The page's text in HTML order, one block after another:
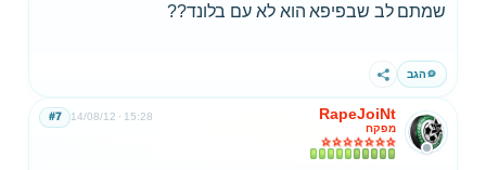
שמתם לב שבפיפא הוא לא עם בלונד??
הגב שתף
RapeJoiNt
מפקח
14/08/12 15:28
#7